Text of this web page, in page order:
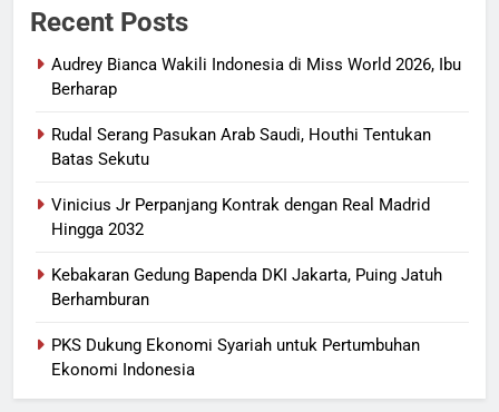
Recent Posts
Audrey Bianca Wakili Indonesia di Miss World 2026, Ibu
Berharap
Rudal Serang Pasukan Arab Saudi, Houthi Tentukan
Batas Sekutu
Vinicius Jr Perpanjang Kontrak dengan Real Madrid
Hingga 2032
Kebakaran Gedung Bapenda DKI Jakarta, Puing Jatuh
Berhamburan
PKS Dukung Ekonomi Syariah untuk Pertumbuhan
Ekonomi Indonesia